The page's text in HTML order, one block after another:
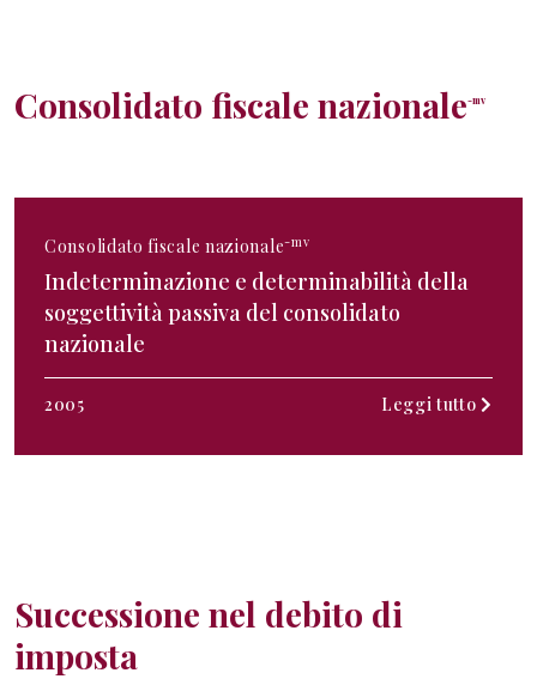
Consolidato fiscale nazionale-mv
Consolidato fiscale nazionale-mv
Indeterminazione e determinabilità della
soggettività passiva del consolidato
nazionale
2005 Leggi tutto
Successione nel debito di
imposta